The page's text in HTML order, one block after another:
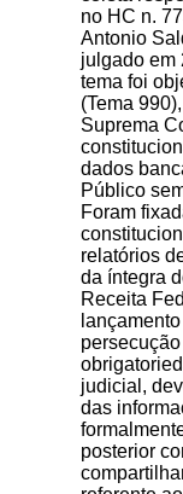
no HC n.
Antonio
julgado em
tema foi
(Tema
Suprema
dados
Público
Foram
relatórios
da íntegra
Receita
judicial,
das
posterior